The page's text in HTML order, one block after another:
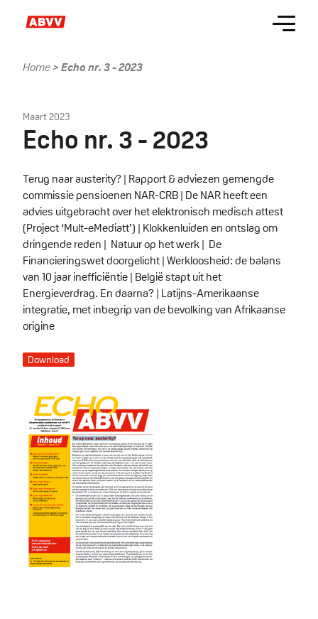
Menu
Home Echo nr. 3 - 2023
Maart 2023
Echo nr. 3 - 2023
Terug naar austerity? | Rapport & adviezen gemengde
commissie pensioenen NAR-CRB | De NAR heeft een
advies uitgebracht over het elektronisch medisch attest
(Project ‘Mult-eMediatt’) | Klokkenluiden en ontslag om
dringende reden | Natuur op het werk | De
Financieringswet doorgelicht | Werkloosheid: de balans
van 10 jaar inefficiëntie | België stapt uit het
Energieverdrag. En daarna? | Latijns-Amerikaanse
integratie, met inbegrip van de bevolking van Afrikaanse
origine
Download